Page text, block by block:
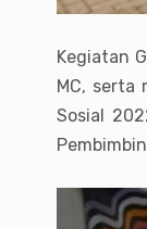
Kegiatan
MC, serta
Sosial